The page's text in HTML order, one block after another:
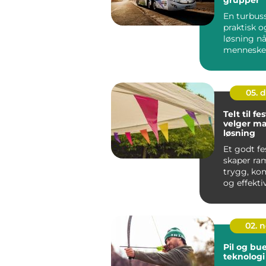
En
praktisk
løsning
05.
Telt til
velger
løsning
Et godt
skaper
trygg,
og
02.
Pil og